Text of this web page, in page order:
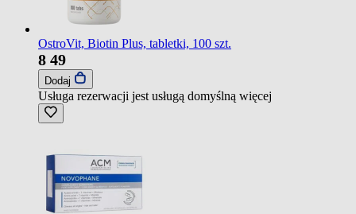
OstroVit, Biotin Plus, tabletki, 100 szt.
8 49
Dodaj
Usługa rezerwacji jest usługą domyślną więcej